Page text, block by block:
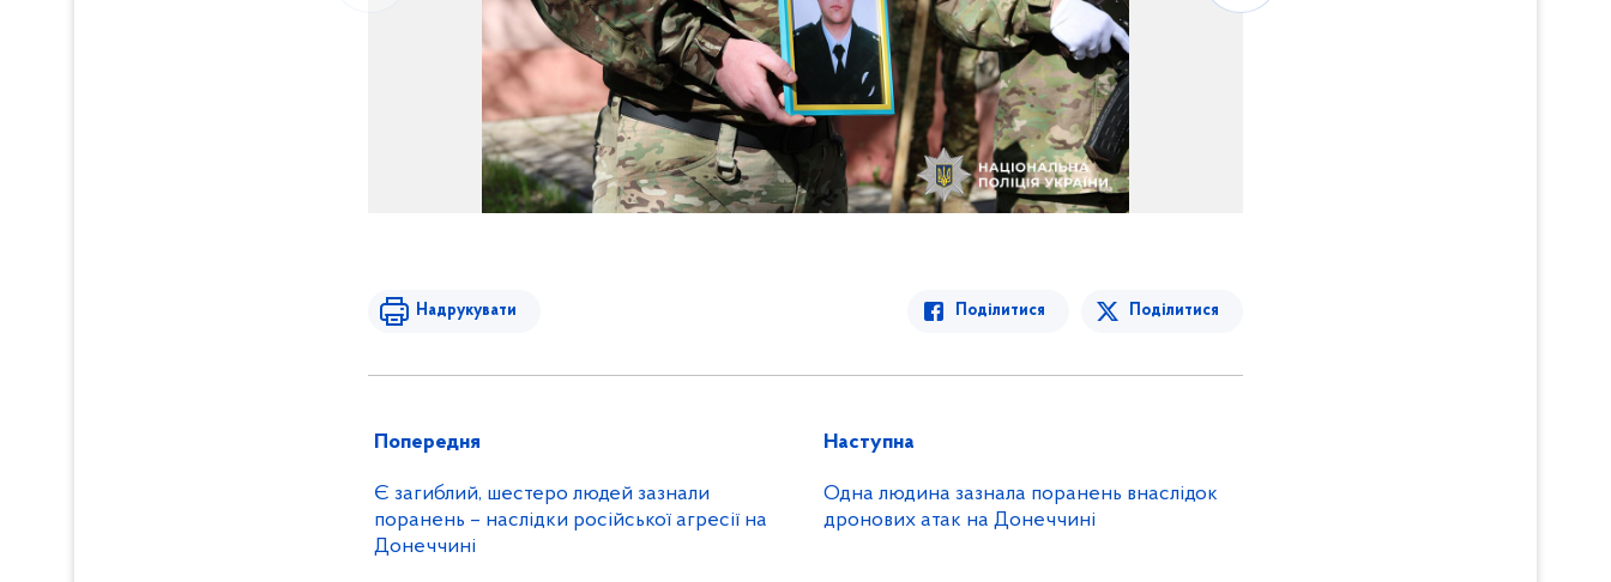
Надрукувати Поділитися Поділитися
Попередня
Є загиблий, шестеро людей зазнали
поранень – наслідки російської агресії на
Донеччині
Наступна
Одна людина зазнала поранень внаслідок
дронових атак на Донеччині